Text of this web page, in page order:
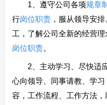
1、遵守公司各项规章
行岗位职责，服从领导安
工，了解公司全新的经营
岗位职责。
2、主动学习、尽快适应
心向领导、同事请教、学
容，工作流程、工作方法